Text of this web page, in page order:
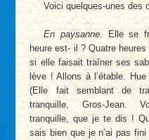
Voici quelques-unes des
En paysanne . Elle se
heure est- il ? Quatre
si elle faisait traîner ses
lève ! Allons à l’étable.
(Elle fait semblant de
tranquille, Gros-Jean.
tranquille, que je te dis !
sais bien que je n’ai pas